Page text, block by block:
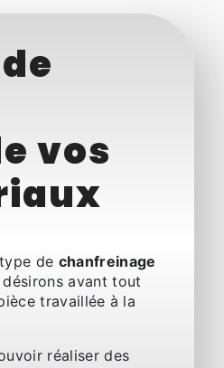
vos
de chanfreinage
avant tout
travaillée à la
réaliser des